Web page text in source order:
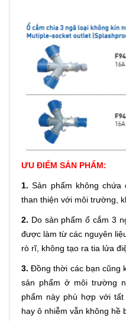
ƯU ĐIỂM SẢN PHẨM:
1.Sản phẩm không
than thiện với môi trường,
2. Do sản phẩm ổ cắm 3
được làm từ các nguyên
rò rĩ, không tạo ra tia lửa
3. Đồng thời các bạn cũng
sản phẩm ở môi trường
phẩm này phù hợp với
hay ô nhiễm vẫn không hề